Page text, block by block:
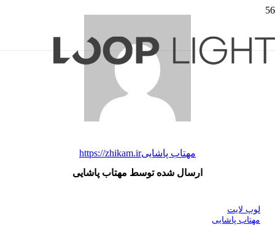
مهتاب پاشاییhttps://zhikam.ir
ارسال شده توسط مهتاب پاشایی
لوپ لایت
مهتاب پاشایی